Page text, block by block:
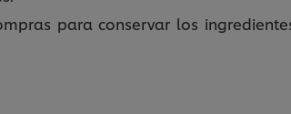
para conservar los